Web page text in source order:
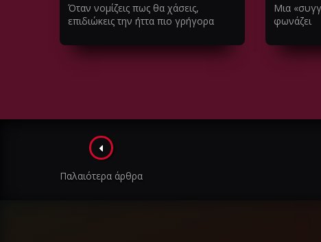
Όταν νομίζεις πως θα χάσεις,
επιδιώκεις την ήττα πιο γρήγορα
Μια
φωνάζει
Πλοήγηση
στα
Παλαιότερα άρθρα